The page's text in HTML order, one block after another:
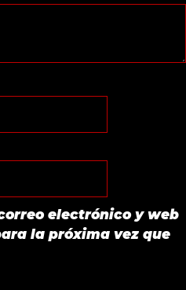
electrónico y web
la próxima vez que